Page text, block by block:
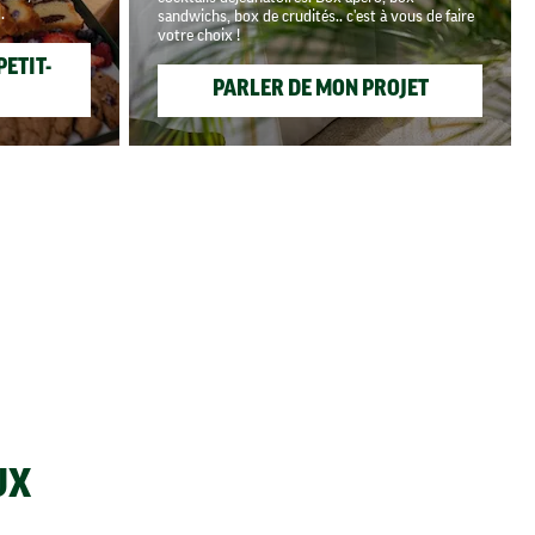
sandwichs, box de crudités.. c'est à vous de faire
votre choix !
PARLER DE MON PROJET